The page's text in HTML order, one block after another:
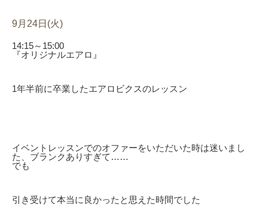
9月24日(火)
14:15～15:00
『オリジナルエアロ』
1年半前に卒業したエアロビクスのレッスン
イベントレッスンでのオファーをいただいた時は迷いまし
た、ブランクありすぎて……
でも
引き受けて本当に良かったと思えた時間でした